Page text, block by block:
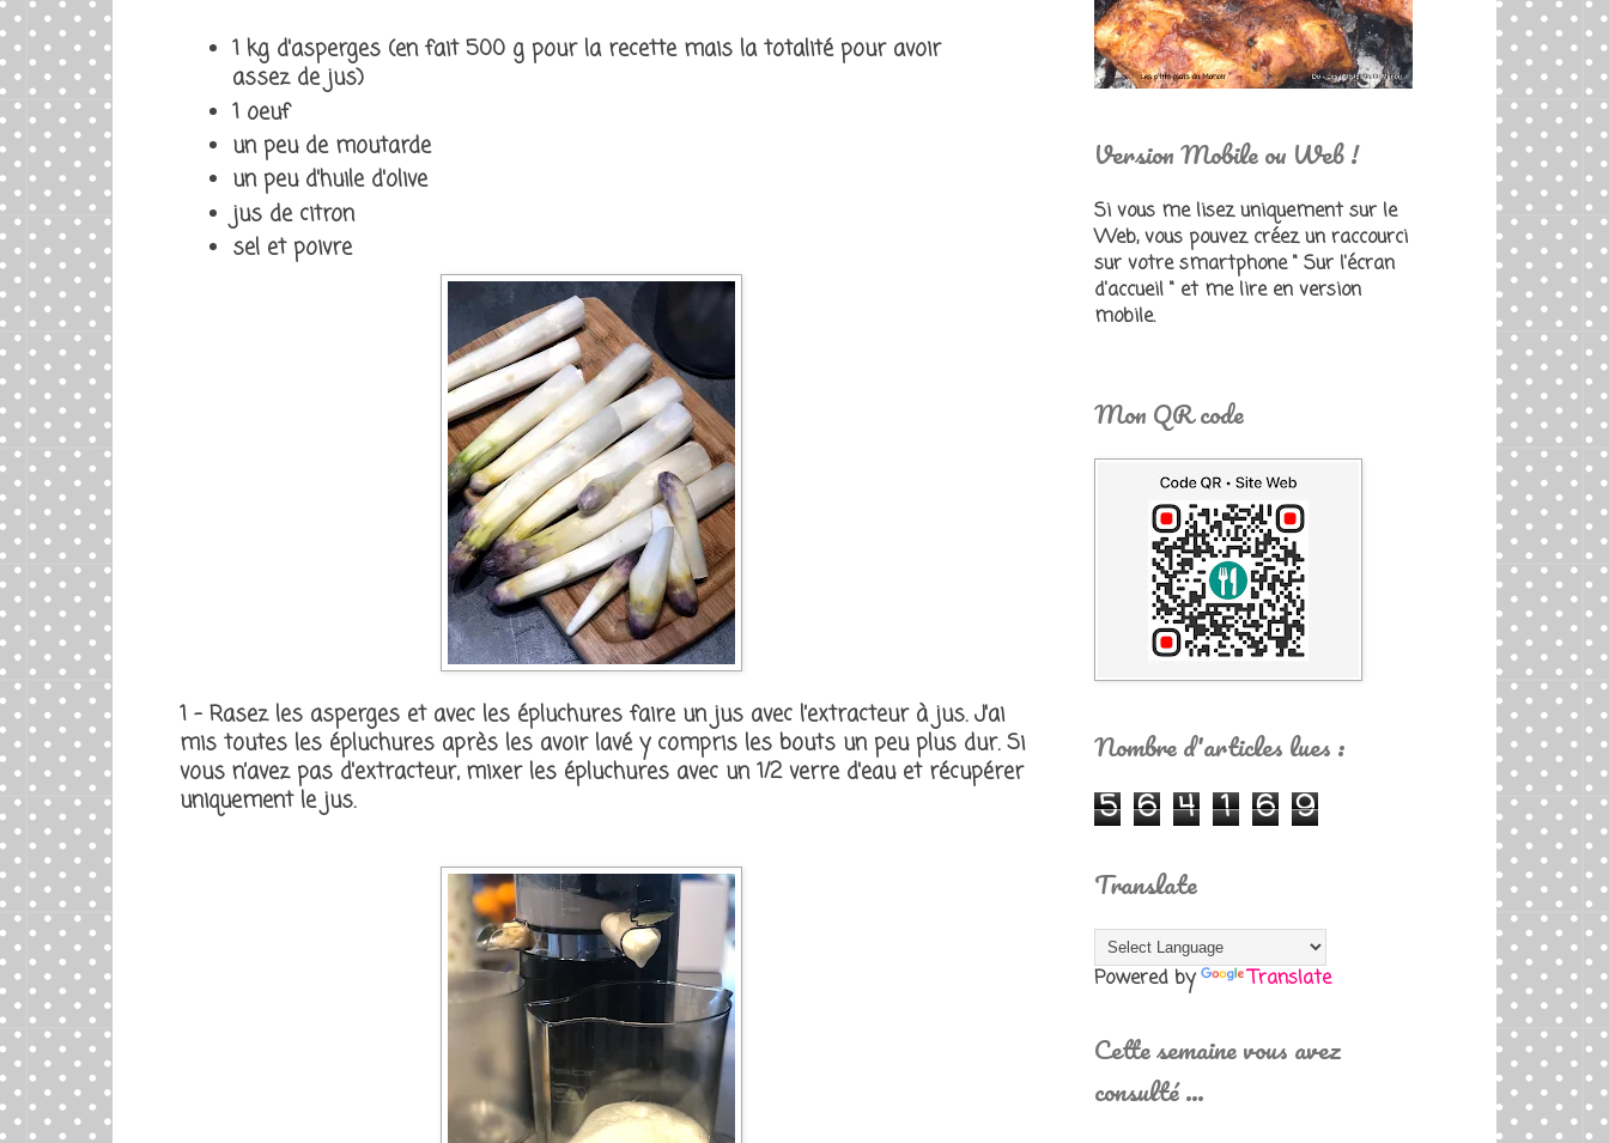
1 kg d'asperges (en fait 500 g pour la recette mais la totalité pour avoir
assez de jus)
1 oeuf
un peu de moutarde
un peu d'huile d'olive
jus de citron
sel et poivre
1 - Rasez les asperges et avec les épluchures faire un jus avec l’extracteur à jus. J'ai
mis toutes les épluchures après les avoir lavé y compris les bouts un peu plus dur. Si
vous n’avez pas d'extracteur, mixer les épluchures avec un 1/2 verre d'eau et récupérer
uniquement le jus.
Version Mobile ou Web !
Si vous me lisez uniquement sur le
Web, vous pouvez créez un raccourci
sur votre smartphone " Sur l'écran
d'accueil " et me lire en version
mobile.
Mon QR code
Nombre d'articles lues :
5 6 4 1 6 9
Translate
Powered by Translate
Cette semaine vous avez
consulté …